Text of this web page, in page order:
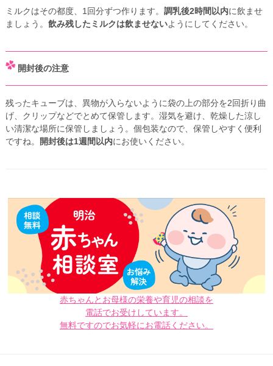
ミルクはその都度、1回分ずつ作ります。 調乳後2時間以内に飲ませ
ましょう。 飲み残したミルクは飲ませないようにしてください。
開封後の注意
残ったキューブは、異物が入らないように袋の上の部分を2回折り曲
げ、クリップなどでとめて保管します。湿気を避け、乾燥した涼し
い清潔な場所に保管しましょう。個包装なので、保管しやすく便利
ですね。
開封後は1週間以内にお使いください。
赤ちゃんとお母様の栄養や育児の相談を
電話でお受けしています。
無料ですのでお気軽にお電話ください。